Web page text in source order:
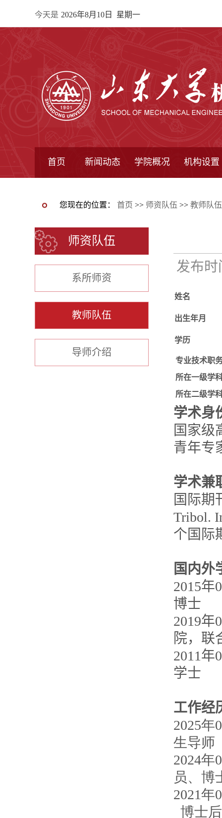
今天是 2026年8月10日 星期一
首页 新闻动态 学院概况 机构设置
您现在的位置： 首页 >> 师资队伍 >> 教师队伍
师资队伍
系所师资
教师队伍
导师介绍
发布
姓名
出生年月
学历
专业技术职
所在一级学
所在二级学
学术身
国家级
青年专
学术兼
国际期
Tribol.
个国际
国内外
2015年
博士
2019年
院，联
2011年
学士
工作经
2025
生导师
2024年
员、博
2021年
博士后